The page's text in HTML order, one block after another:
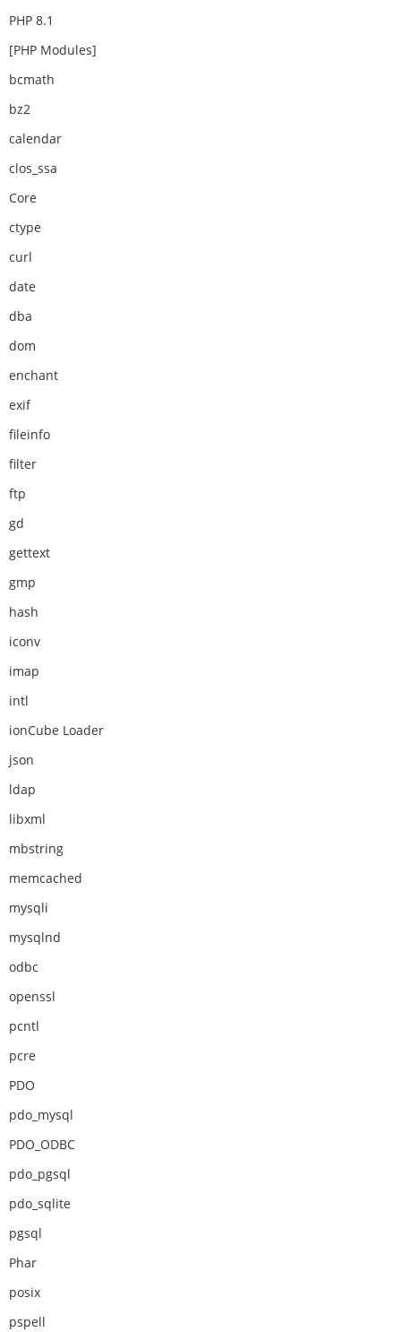
PHP 8.1
[PHP Modules]
bcmath
bz2
calendar
clos_ssa
Core
ctype
curl
date
dba
dom
enchant
exif
fileinfo
filter
ftp
gd
gettext
gmp
hash
iconv
imap
intl
ionCube Loader
json
ldap
libxml
mbstring
memcached
mysqli
mysqlnd
odbc
openssl
pcntl
pcre
PDO
pdo_mysql
PDO_ODBC
pdo_pgsql
pdo_sqlite
pgsql
Phar
posix
pspell